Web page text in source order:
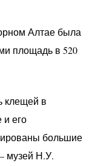
Алтае была
площадь в 520
клещей в
и его
большие
музей Н.У.